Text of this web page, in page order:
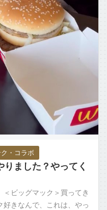
・コラボ
りました？やってく
ビッグマック＞買ってき
好きなんで、これは、やっ